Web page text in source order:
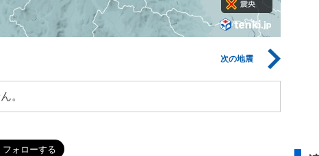
次の地震
。